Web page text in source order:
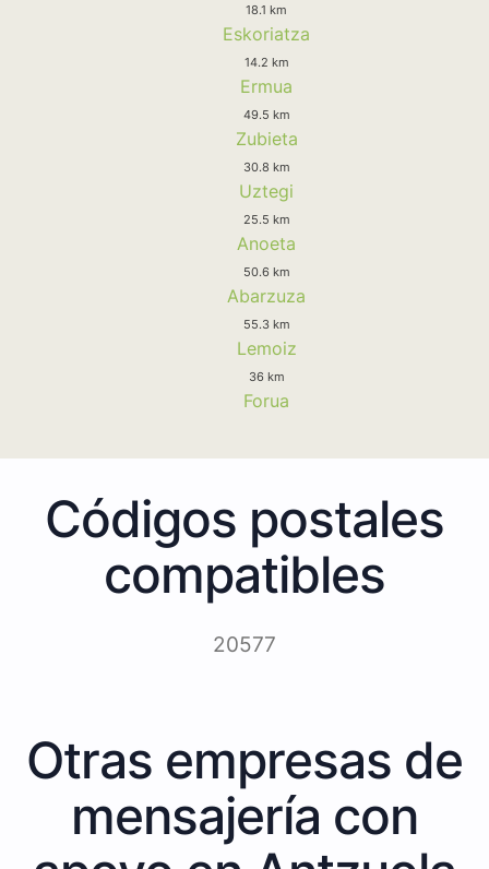
18.1 km
Eskoriatza
14.2 km
Ermua
49.5 km
Zubieta
30.8 km
Uztegi
25.5 km
Anoeta
50.6 km
Abarzuza
55.3 km
Lemoiz
36 km
Forua
Códigos postales
compatibles
20577
Otras empresas de
mensajería con